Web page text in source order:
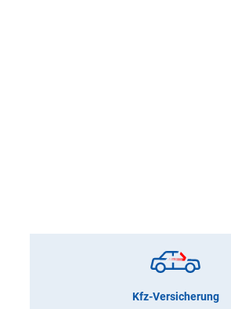
Kfz-Versicherung